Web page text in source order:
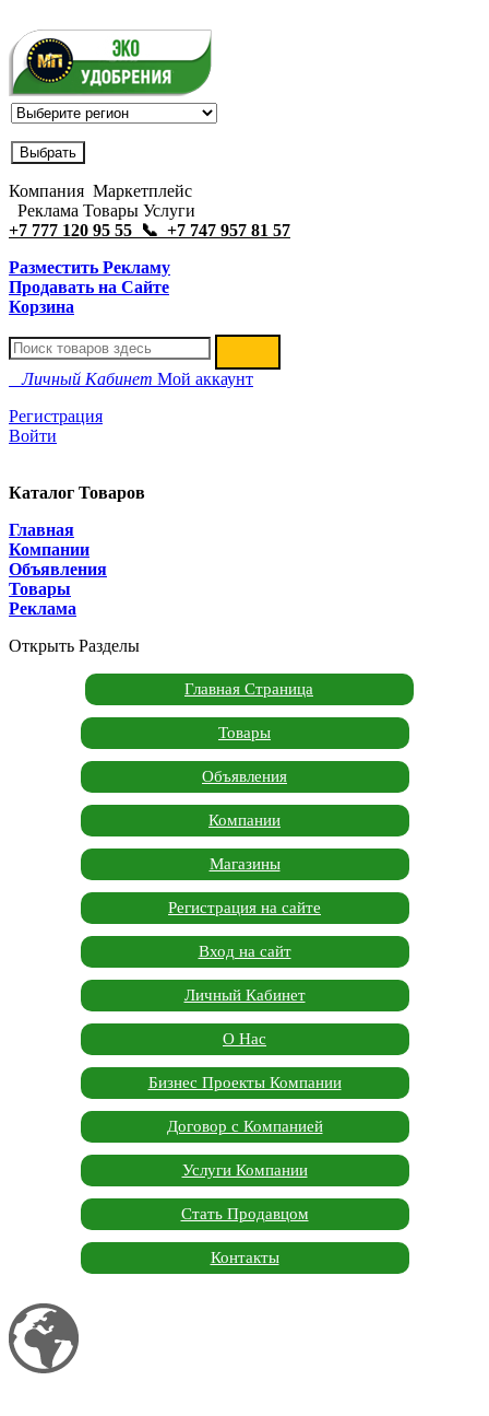
Компания Маркетплейс
Реклама Товары Услуги
+7 777 120 95 55 📞 +7 747 957 81 57
Разместить Рекламу
Продавать на Сайте
Корзина
Личный Кабинет Мой аккаунт
Регистрация
Войти
Каталог Товаров
Главная
Компании
Объявления
Товары
Реклама
Открыть Разделы
Главная Страница
Товары
Объявления
Компании
Магазины
Регистрация на сайте
Вход на сайт
Личный Кабинет
О Нас
Бизнес Проекты Компании
Договор с Компанией
Услуги Компании
Стать Продавцом
Контакты